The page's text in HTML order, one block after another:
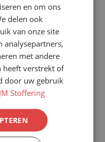
en om ons
delen ook
van onze site
analysepartners,
met andere
heeft verstrekt of
door uw gebruik
Stoffering